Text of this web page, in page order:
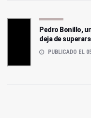
Pedro Bonillo,
deja de
PUBLICADO EL